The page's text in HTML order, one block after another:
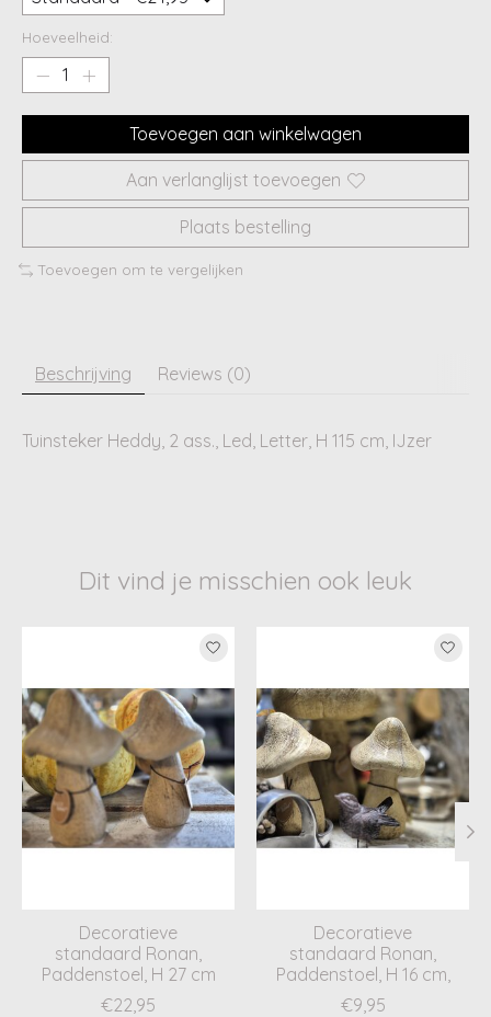
Hoeveelheid:
Toevoegen aan winkelwagen
Aan verlanglijst toevoegen
Plaats bestelling
Toevoegen om te vergelijken
Beschrijving Reviews (0)
Tuinsteker Heddy, 2 ass., Led, Letter, H 115 cm, IJzer
Dit vind je misschien ook leuk
Items van productcarrousel
Decoratieve
standaard Ronan,
Paddenstoel, H 27 cm
€22,95
Decoratieve
standaard Ronan,
Paddenstoel, H 16 cm,
€9,95